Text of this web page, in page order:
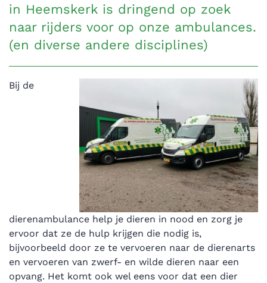
in Heemskerk is dringend op zoek
naar rijders voor op onze ambulances.
(en diverse andere disciplines)
Bij de
dierenambulance help je dieren in nood en zorg je
ervoor dat ze de hulp krijgen die nodig is,
bijvoorbeeld door ze te vervoeren naar de dierenarts
en vervoeren van zwerf- en wilde dieren naar een
opvang. Het komt ook wel eens voor dat een dier